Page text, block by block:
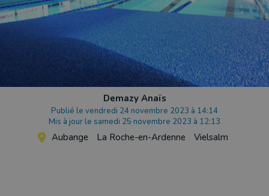
Demazy Anaïs
Publié le vendredi 24 novembre 2023 à 14:14
Mis à jour le samedi 25 novembre 2023 à 12:13
Aubange La Roche-en-Ardenne Vielsalm